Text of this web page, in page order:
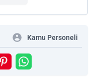
Kamu Personeli